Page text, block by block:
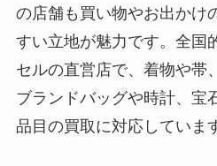
の店舗も買い物やお出かけ
すい立地が魅力です。全国
セルの直営店で、着物や帯
ブランドバッグや時計、宝
品目の買取に対応していま